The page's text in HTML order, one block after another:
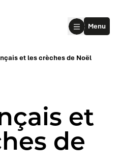
Menu
et les crèches de Noël
et
de